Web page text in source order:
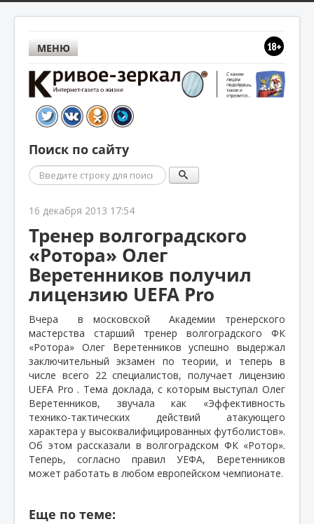
МЕНЮ
Поиск по сайту
Поиск
16 декабря 2013 17:54
Тренер волгоградского
«Ротора» Олег
Веретенников получил
лицензию UEFA Pro
Вчера в московской
Академии тренерского
мастерства старший тренер волгоградского ФК
«Ротора» Олег Веретенников успешно выдержал
заключительный экзамен по теории, и теперь в
числе всего 22 специалистов, получает лицензию
UEFA Pro . Тема доклада, с которым выступал Олег
Веретенников, звучала как «Эффективность
технико-тактических действий атакующего
характера у высоквалифицированных футболистов».
Об этом рассказали в волгоградском ФК «Ротор».
Теперь, согласно правил УЕФА, Веретенников
может работать в любом европейском чемпионате.
Еще по теме: